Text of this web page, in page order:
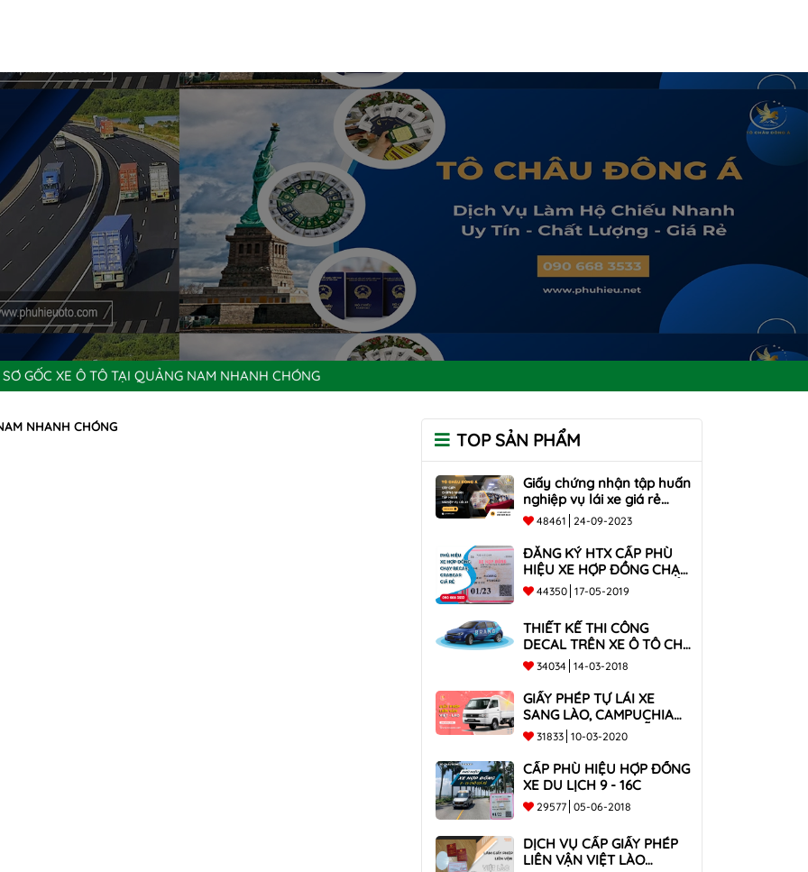
GỐC XE Ô TÔ TẠI QUẢNG NAM NHANH CHÓNG
NHANH CHÓNG
TOP SẢN PHẨM
Giấy chứng nhận tập huấn
nghiệp vụ lái xe giá rẻ
toàn quốc
48461 24-09-2023
ĐĂNG KÝ HTX CẤP PHÙ
HIỆU XE HỢP ĐỒNG CHẠY
BECAR, GRABCAR GIÁ RẺ
NHẤT
44350 17-05-2019
THIẾT KẾ THI CÔNG
DECAL TRÊN XE Ô TÔ CHO
CÔNG TY
34034 14-03-2018
GIẤY PHÉP TỰ LÁI XE
SANG LÀO, CAMPUCHIA
CHO XE DƯỚI 9 CHỖ VÀ
XE BÁN TẢI
31833 10-03-2020
CẤP PHÙ HIỆU HỢP ĐỒNG
XE DU LỊCH 9 - 16C
29577 05-06-2018
DỊCH VỤ CẤP GIẤY PHÉP
LIÊN VẬN VIỆT LÀO